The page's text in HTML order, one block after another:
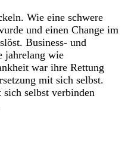
Wie eine schwere
und einen Change im
Business- und
jahrelang wie
war ihre Rettung
mit sich selbst.
selbst verbinden